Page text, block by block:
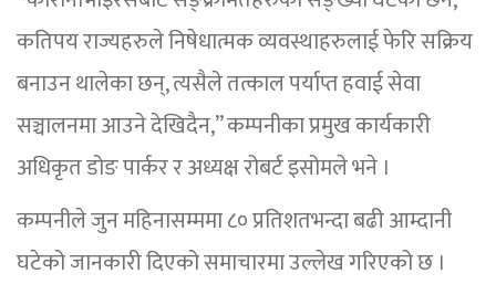
कतिपय राज्यहरुले निषेधात्मक व्यवस्थाहरुलाई फेरि सक्रिय
बनाउन थालेका छन्, त्यसैले तत्काल पर्याप्त हवाई सेवा
सञ्चालनमा आउने देखिदैन,” कम्पनीका प्रमुख कार्यकारी
अधिकृत डोङ पार्कर र अध्यक्ष रोबर्ट इसोमले भने ।
कम्पनीले जुन महिनासम्ममा ८० प्रतिशतभन्दा बढी आम्दानी
घटेको जानकारी दिएको समाचारमा उल्लेख गरिएको छ ।